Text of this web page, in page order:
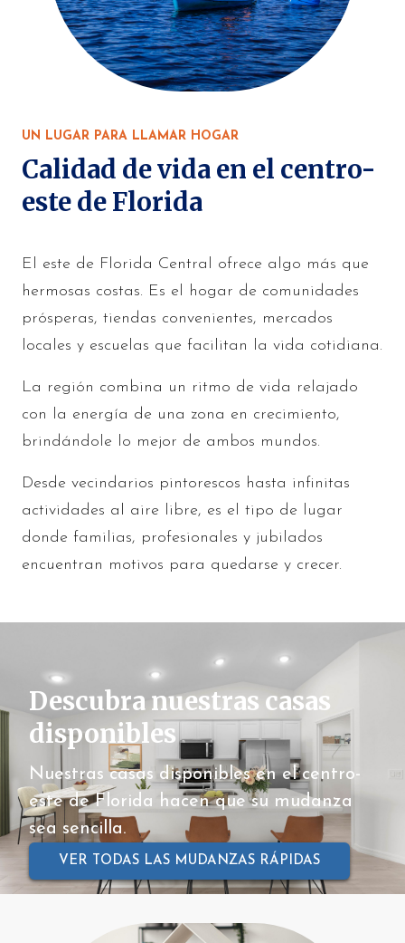
UN LUGAR PARA LLAMAR HOGAR
Calidad de vida en el centro-
este de Florida
El este de Florida Central ofrece algo más que
hermosas costas. Es el hogar de comunidades
prósperas, tiendas convenientes, mercados
locales y escuelas que facilitan la vida cotidiana.
La región combina un ritmo de vida relajado
con la energía de una zona en crecimiento,
brindándole lo mejor de ambos mundos.
Desde vecindarios pintorescos hasta infinitas
actividades al aire libre, es el tipo de lugar
donde familias, profesionales y jubilados
encuentran motivos para quedarse y crecer.
Descubra nuestras casas
disponibles
Nuestras casas disponibles en el centro-
este de Florida hacen que su mudanza
sea sencilla.
VER TODAS LAS MUDANZAS RÁPIDAS